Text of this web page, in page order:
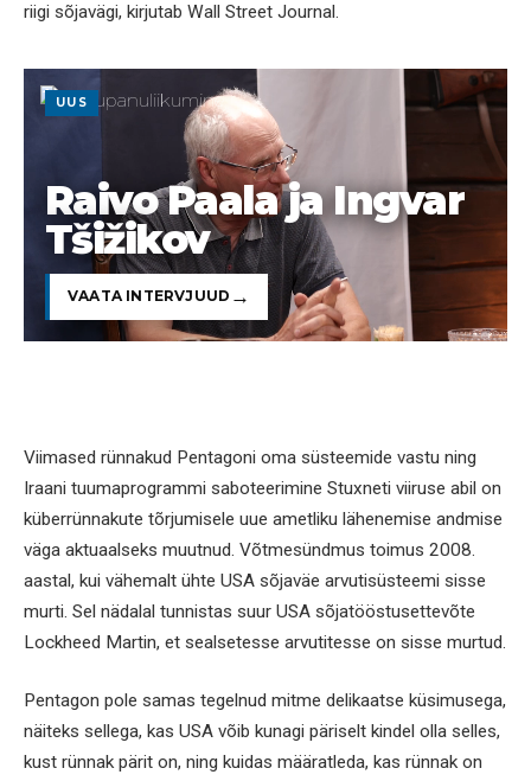
riigi sõjavägi, kirjutab Wall Street Journal.
UUS
Raivo Paala ja Ingvar
Tšižikov
VAATA INTERVJUUD
Viimased rünnakud Pentagoni oma süsteemide vastu ning
Iraani tuumaprogrammi saboteerimine Stuxneti viiruse abil on
küberrünnakute tõrjumisele uue ametliku lähenemise andmise
väga aktuaalseks muutnud. Võtmesündmus toimus 2008.
aastal, kui vähemalt ühte USA sõjaväe arvutisüsteemi sisse
murti. Sel nädalal tunnistas suur USA sõjatööstusettevõte
Lockheed Martin, et sealsetesse arvutitesse on sisse murtud.
Pentagon pole samas tegelnud mitme delikaatse küsimusega,
näiteks sellega, kas USA võib kunagi päriselt kindel olla selles,
kust rünnak pärit on, ning kuidas määratleda, kas rünnak on